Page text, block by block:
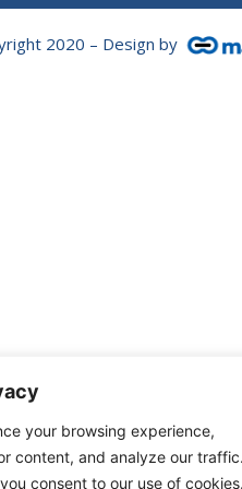
your browsing experience,
content, and analyze our
consent to our use of
2020 – Design by